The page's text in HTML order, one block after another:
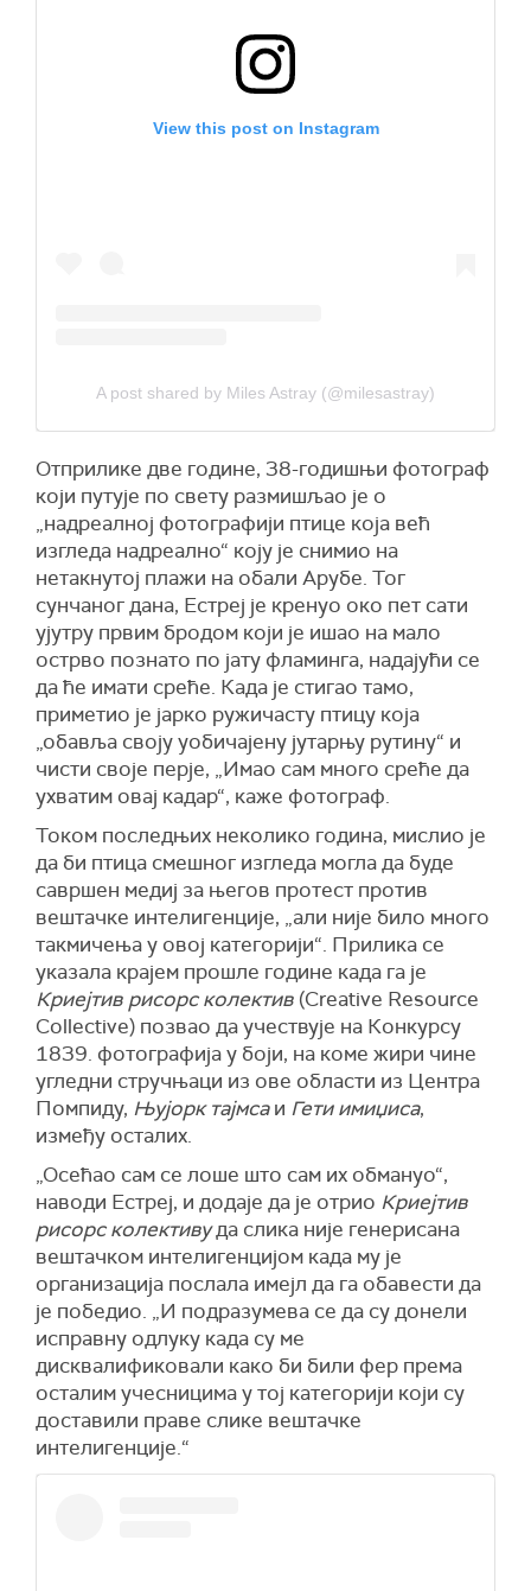
View this post on Instagram
A post shared by Miles Astray (@milesastray)
Отприлике две године, 38-годишњи фотограф
који путује по свету размишљао је о
„надреалној фотографији птице која већ
изгледа надреално“ коју је снимио на
нетакнутој плажи на обали Арубе. Тог
сунчаног дана, Естреј је кренуо око пет сати
ујутру првим бродом који је ишао на мало
острво познато по јату фламинга, надајући се
да ће имати среће. Када је стигао тамо,
приметио је јарко ружичасту птицу која
„обавља своју уобичајену јутарњу рутину“ и
чисти своје перје, „Имао сам много среће да
ухватим овај кадар“, каже фотограф.
Током последњих неколико година, мислио је
да би птица смешног изгледа могла да буде
савршен медиј за његов протест против
вештачке интелигенције, „али није било много
такмичења у овој категорији“. Прилика се
указала крајем прошле године када га је
Криејтив рисорс колектив (Creative Resource
Collective) позвао да учествује на Конкурсу
1839. фотографија у боји, на коме жири чине
угледни стручњаци из ове области из Центра
Помпиду, Њујорк тајмсаи Гети имиџиса,
између осталих.
„Осећао сам се лоше што сам их обмануо“,
наводи Естреј, и додаје да је отрио Криејтив
рисорс колективуда слика није генерисана
вештачком интелигенцијом када му је
организација послала имејл да га обавести да
је победио. „И подразумева се да су донели
исправну одлуку када су ме
дисквалификовали како би били фер према
осталим учесницима у тој категорији који су
доставили праве слике вештачке
интелигенције.“